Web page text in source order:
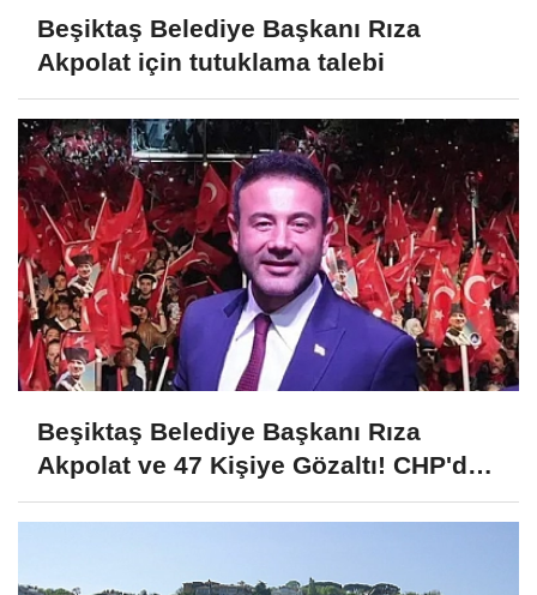
Beşiktaş Belediye Başkanı Rıza
Akpolat için tutuklama talebi
Beşiktaş Belediye Başkanı Rıza
Akpolat ve 47 Kişiye Gözaltı! CHP'den
Açıklamalar!